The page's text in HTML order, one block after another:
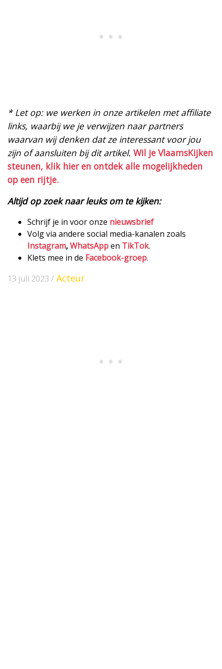
* Let op: we werken in onze artikelen met affiliate
links, waarbij we je verwijzen naar partners
waarvan wij denken dat ze interessant voor jou
zijn of aansluiten bij dit artikel. Wil je VlaamsKijken
steunen, klik hier en ontdek alle mogelijkheden
op een rijtje.
Altijd op zoek naar leuks om te kijken:
Schrijf je in voor onze nieuwsbrief
Volg via andere social media-kanalen zoals
Instagram,WhatsAppen TikTok.
Klets mee in de Facebook-groep.
13 juli 2023 / Acteur